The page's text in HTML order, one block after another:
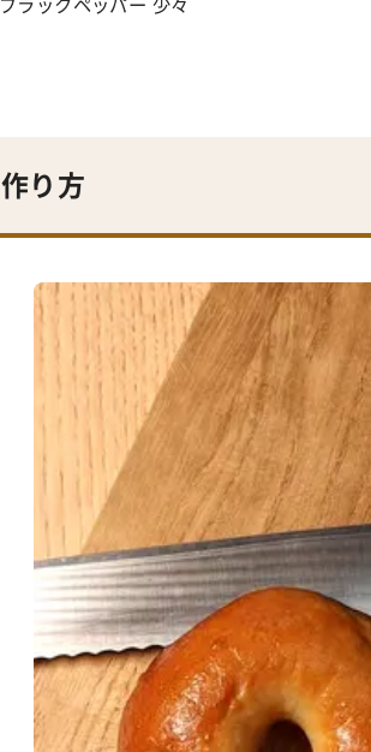
ブラックペッパー 少々
作り方